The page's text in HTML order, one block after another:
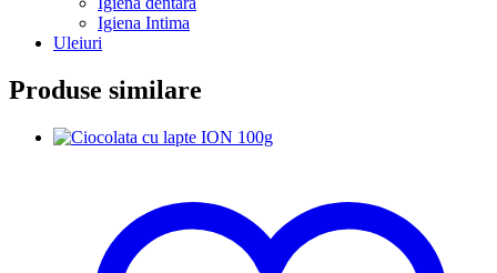
Igiena Intima
Uleiuri
Produse similare